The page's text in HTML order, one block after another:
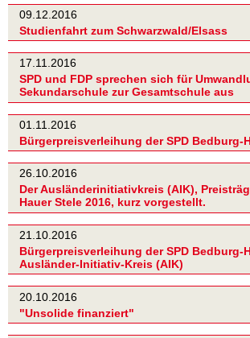
09.12.2016
Studienfahrt zum Schwarzwald/Elsass
17.11.2016
SPD und FDP sprechen sich für
Sekundarschule zur Gesamtschule aus
01.11.2016
Bürgerpreisverleihung der SPD Bedburg-
26.10.2016
Der Ausländerinitiativkreis (AIK),
Hauer Stele 2016, kurz vorgestellt.
21.10.2016
Bürgerpreisverleihung der SPD Bedburg-
Ausländer-Initiativ-Kreis (AIK)
20.10.2016
"Unsolide finanziert"